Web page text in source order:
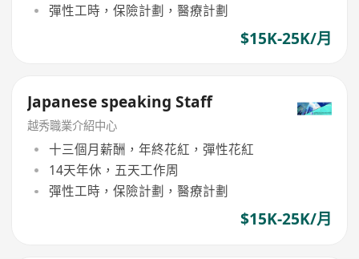
彈性工時，保險計劃，醫療計劃
$15K-25K/月
Japanese speaking Staff
越秀職業介紹中心
十三個月薪酬，年終花紅，彈性花紅
14天年休，五天工作周
彈性工時，保險計劃，醫療計劃
$15K-25K/月